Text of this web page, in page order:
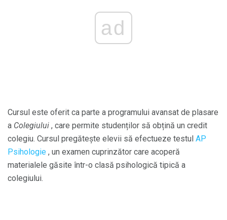
ad
Cursul este oferit ca parte a programului avansat de plasare
a Colegiului , care permite studenților să obțină un credit
colegiu. Cursul pregătește elevii să efectueze testul AP
Psihologie , un examen cuprinzător care acoperă
materialele găsite într-o clasă psihologică tipică a
colegiului.